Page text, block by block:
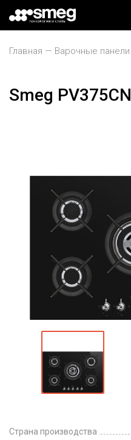
Главная Варочные панели
Smeg PV375CN
Страна производства